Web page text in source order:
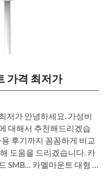
가격 최저가
저가 안녕하세요. 가성비
대해서 추천해드리겠습
후기까지 꼼꼼하게 비교
도움을 드리겠습니다. 카
SMB… 카멜마운트 대형 …